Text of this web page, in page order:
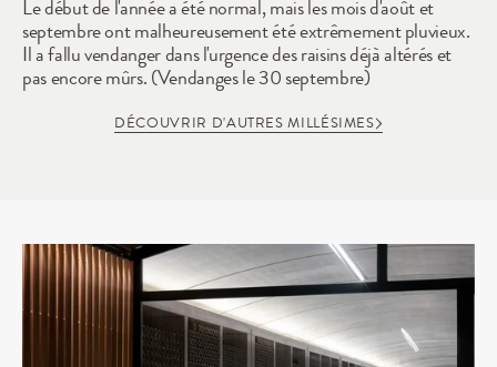
DÉCOUVRIR D'AUTRES MILLÉSIMES
Le début de l'année a été normal, mais les mois d'août et
septembre ont malheureusement été extrêmement pluvieux.
Il a fallu vendanger dans l'urgence des raisins déjà altérés et
pas encore mûrs. (Vendanges le 30 septembre)